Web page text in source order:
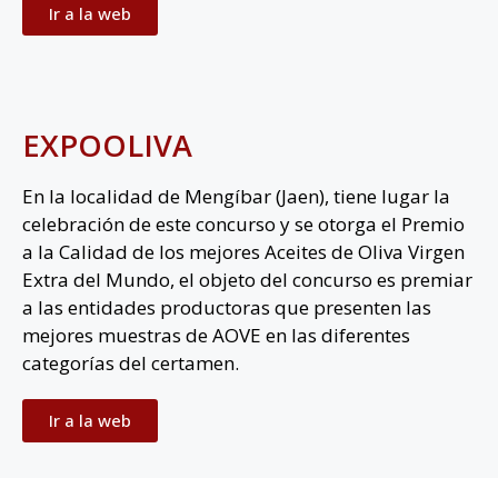
Ir a la web
EXPOOLIVA
En la localidad de Mengíbar (Jaen), tiene lugar la
celebración de este concurso y se otorga el Premio
a la Calidad de los mejores Aceites de Oliva Virgen
Extra del Mundo, el objeto del concurso es premiar
a las entidades productoras que presenten las
mejores muestras de AOVE en las diferentes
categorías del certamen.
Ir a la web